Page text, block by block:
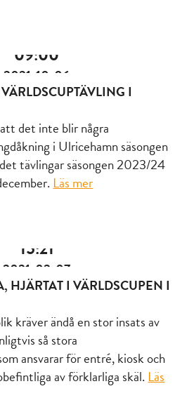
09:00
2021-10-06
I
det inte blir några
i Ulricehamn säsongen
tävlingar säsongen 2023/24
Läs mer
15:21
2021-02-07
HJÄRTAT I VÄRLDSCUPEN I
kräver ändå en stor insats av
så stora
ansvarar för entré, kiosk och
av förklarliga skäl. Läs